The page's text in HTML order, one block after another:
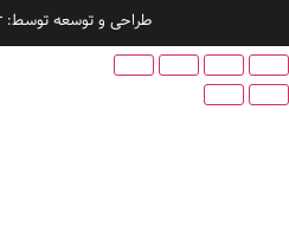
طراحی و توسعه توسط: marywebsite.ir